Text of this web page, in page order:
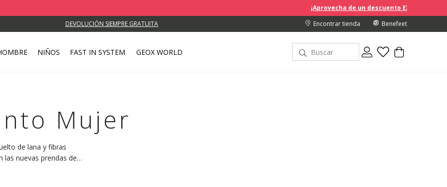
¡Aprovecha de un descuento EXTRA del 10% en los
DEVOLUCIÓN SIEMPRE GRATUITA Encontrar tienda Benefeet
NIÑOS FAST IN SYSTEM GEOX WORLD
Mujer
de lana y fibras
las nuevas prendas de